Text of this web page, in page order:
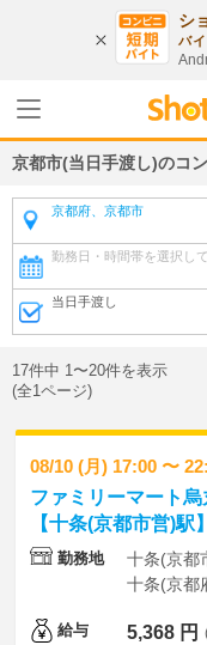
シ
バ
京都市(当日手渡し)のコ
京都府、京都市
勤務日・時間帯を選択し
当日手渡し
17件中 1〜20件を表示
(全1ページ)
08/10 (月) 17:00 〜
ファミリーマート
【十条(京都市営)駅】
勤務地
十条(京都
十条(京都
給与 5,368 円